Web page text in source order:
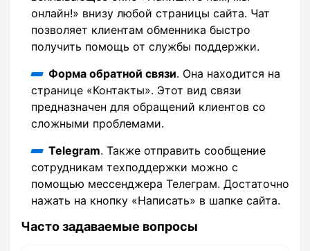
онлайн!» внизу любой страницы сайта. Чат
позволяет клиентам обменника быстро
получить помощь от службы поддержки.
Форма обратной связи. Она находится на
странице «Контакты». Этот вид связи
предназначен для обращений клиентов со
сложными проблемами.
Telegram. Также отправить сообщение
сотрудникам техподдержки можно с
помощью мессенджера Телеграм. Достаточно
нажать на кнопку «Написать» в шапке сайта.
Часто задаваемые вопросы